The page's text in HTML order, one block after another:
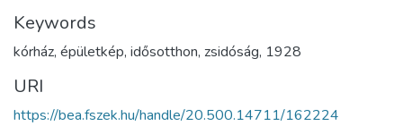
Keywords
kórház, épületkép, idősotthon, zsidóság, 1928
URI
https://bea.fszek.hu/handle/20.500.14711/162224